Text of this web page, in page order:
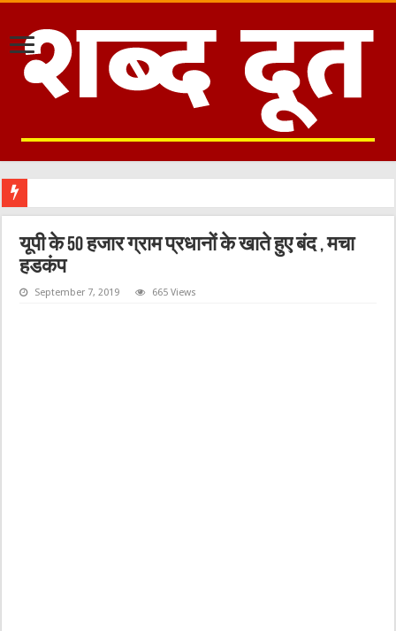
यूपी के 50 हजार ग्राम प्रधानों के खाते हुए बंद , मचा
हडकंप
September 7, 2019 665 Views